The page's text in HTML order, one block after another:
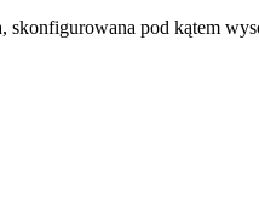
skonfigurowana pod kątem